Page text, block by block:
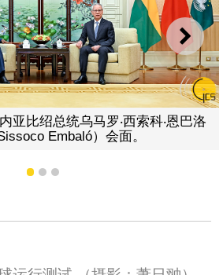
下一
亚比绍总统乌马罗‧西索科‧恩巴洛
Embaló）会面。
1 2 3